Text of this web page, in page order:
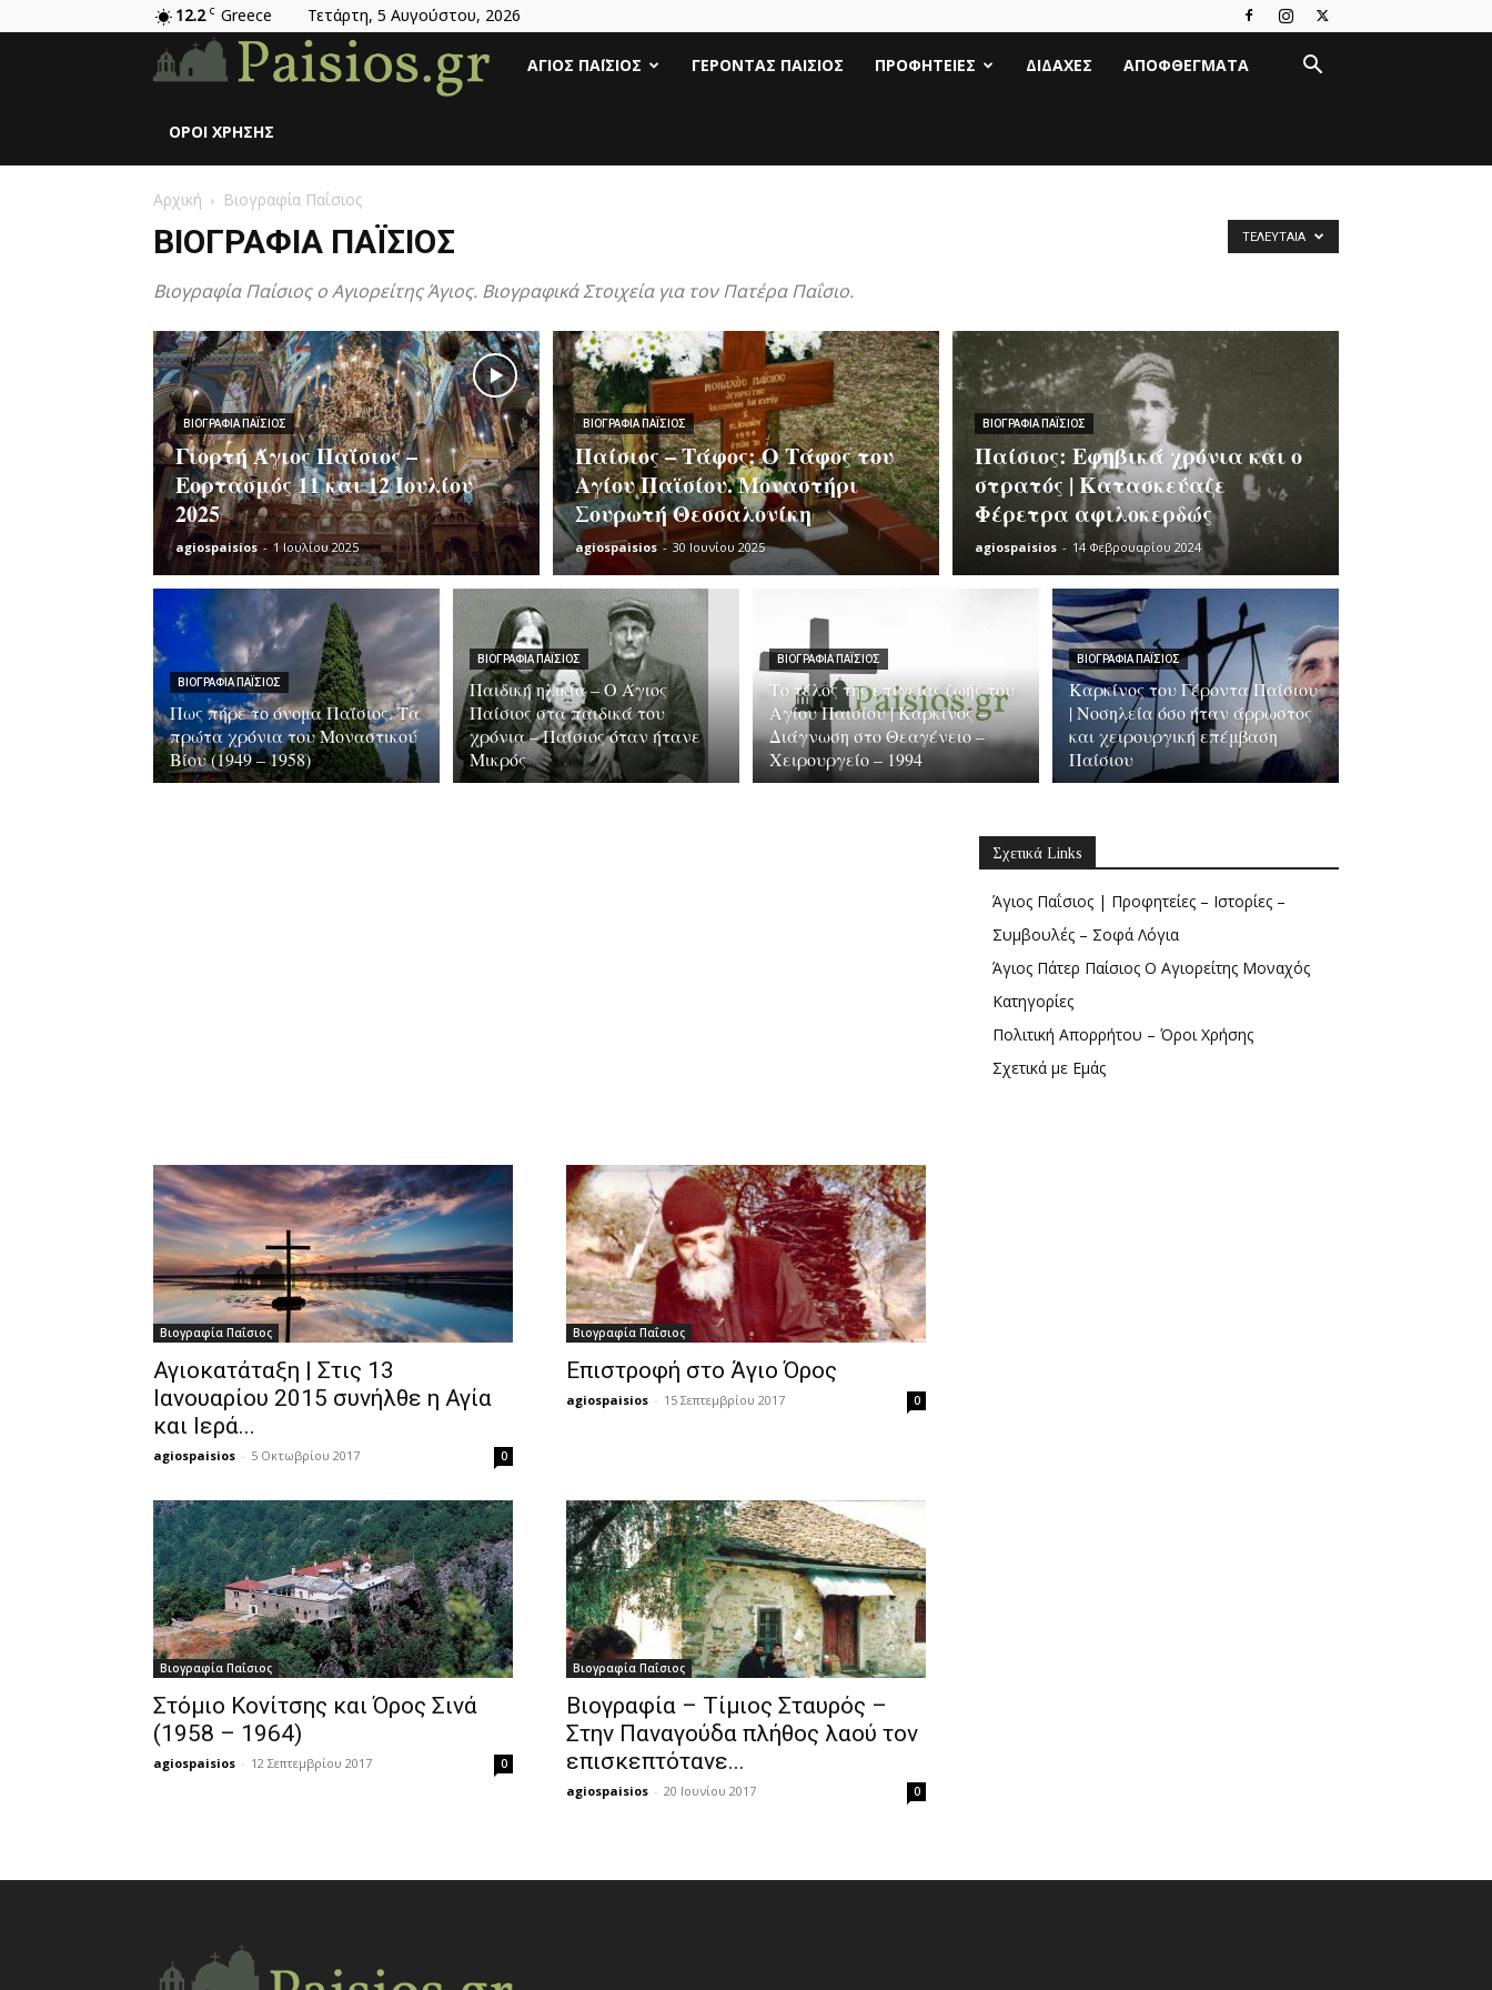
12.2 C Greece Τετάρτη, 5 Αυγούστου, 2026
Άγιος
Πάτερ
Παισιος
Προφητείες
Διδαχές
ΆΓΙΟΣ ΠΑΪ́ΣΙΟΣ ΓΈΡΟΝΤΑΣ ΠΑΊΣΙΟΣ ΠΡΟΦΗΤΕΊΕΣ ΔΙΔΑΧΈΣ ΑΠΟΦΘΈΓΜΑΤΑ
ΌΡΟΙ ΧΡΉΣΗΣ
Αρχική Βιογραφία Παΐσιος
ΒΙΟΓΡΑΦΊΑ ΠΑΪ́ΣΙΟΣ
Βιογραφία Παίσιος ο Αγιορείτης Άγιος. Βιογραφικά Στοιχεία για τον Πατέρα Παΐσιο.
ΤΕΛΕΥΤΑΊΑ
ΒΙΟΓΡΑΦΊΑ ΠΑΪ́ΣΙΟΣ
Γιορτή Άγιος Παΐσιος –
Εορτασμός 11 και 12 Ιουλίου
2025
agiospaisios - 1 Ιουλίου 2025
ΒΙΟΓΡΑΦΊΑ ΠΑΪ́ΣΙΟΣ
Παίσιος – Τάφος: Ο Τάφος του
Αγίου Παϊσίου. Μοναστήρι
Σουρωτή Θεσσαλονίκη
agiospaisios - 30 Ιουνίου 2025
ΒΙΟΓΡΑΦΊΑ ΠΑΪ́ΣΙΟΣ
Παίσιος: Εφηβικά χρόνια και ο
στρατός | Κατασκεύαζε
Φέρετρα αφιλοκερδώς
agiospaisios - 14 Φεβρουαρίου 2024
ΒΙΟΓΡΑΦΊΑ ΠΑΪ́ΣΙΟΣ
Πως πήρε το όνομα Παΐσιος. Τα
πρώτα χρόνια του Μοναστικού
Βίου (1949 – 1958)
ΒΙΟΓΡΑΦΊΑ ΠΑΪ́ΣΙΟΣ
Παιδική ηλικία – Ο Άγιος
Παίσιος στα παιδικά του
χρόνια – Παίσιος όταν ήτανε
Μικρός
ΒΙΟΓΡΑΦΊΑ ΠΑΪ́ΣΙΟΣ
Το τέλος της επίγειας ζωής του
Αγίου Παισίου | Καρκίνος –
Διάγνωση στο Θεαγένειο –
Χειρουργείο – 1994
ΒΙΟΓΡΑΦΊΑ ΠΑΪ́ΣΙΟΣ
Καρκίνος του Γέροντα Παίσιου
| Νοσηλεία όσο ήταν άρρωστος
και χειρουργική επέμβαση
Παίσιου
Βιογραφία Παΐσιος
Αγιοκατάταξη | Στις 13
Ιανουαρίου 2015 συνήλθε η Αγία
και Ιερά...
agiospaisios - 5 Οκτωβρίου 2017 0
Βιογραφία Παΐσιος
Επιστροφή στο Άγιο Όρος
agiospaisios - 15 Σεπτεμβρίου 2017 0
Βιογραφία Παΐσιος
Στόμιο Κονίτσης και Όρος Σινά
(1958 – 1964)
agiospaisios - 12 Σεπτεμβρίου 2017 0
Βιογραφία Παΐσιος
Βιογραφία – Τίμιος Σταυρός –
Στην Παναγούδα πλήθος λαού τον
επισκεπτότανε...
agiospaisios - 20 Ιουνίου 2017 0
Σχετικά Links
Άγιος Παΐσιος | Προφητείες – Ιστορίες –
Συμβουλές – Σοφά Λόγια
Άγιος Πάτερ Παίσιος Ο Αγιορείτης Μοναχός
Κατηγορίες
Πολιτική Απορρήτου – Όροι Χρήσης
Σχετικά με Εμάς